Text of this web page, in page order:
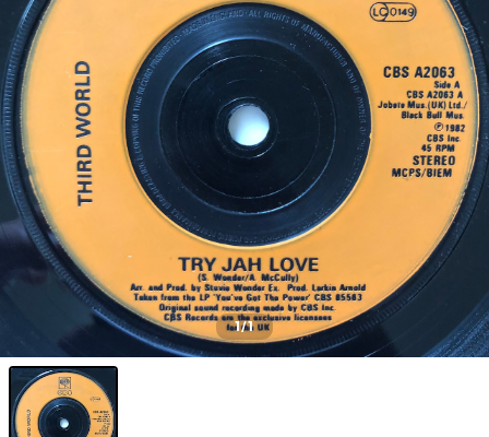
1/1